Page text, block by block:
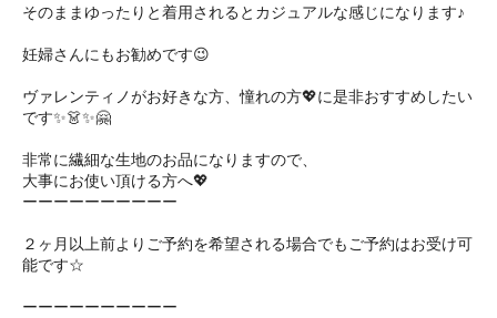
そのままゆったりと着用されるとカジュアルな感じになります♪
妊婦さんにもお勧めです😉
ヴァレンティノがお好きな方、憧れの方💖に是非おすすめしたい
です✨👗✨🤗 ㅤㅤ
非常に繊細な生地のお品になりますので、
大事にお使い頂ける方へ💖
ーーーーーーーーーー
２ヶ月以上前よりご予約を希望される場合でもご予約はお受け可
能です☆
ーーーーーーーーーー